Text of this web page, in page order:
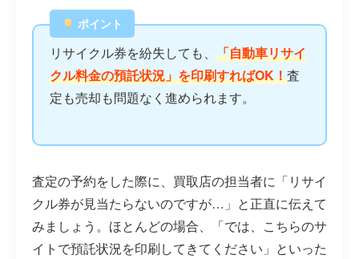
ポイント
リサイクル券を紛失しても、 「自動車リサイ
クル料金の預託状況」を印刷すればOK！査
定も売却も問題なく進められます。
査定の予約をした際に、買取店の担当者に「リサイ
クル券が見当たらないのですが…」と正直に伝えて
みましょう。ほとんどの場合、「では、こちらのサ
イトで預託状況を印刷してきてください」といった